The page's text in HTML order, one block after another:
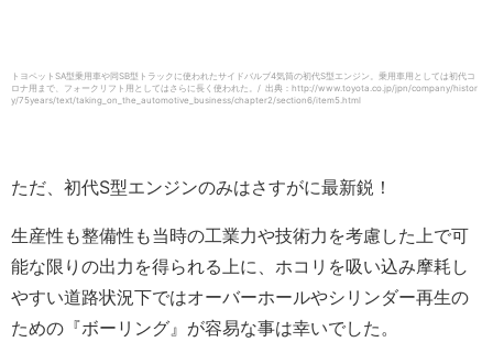
トヨペットSA型乗用車や同SB型トラックに使われたサイドバルブ4気筒の初代S型エンジン。乗用車用としては初代コ
ロナ用まで、フォークリフト用としてはさらに長く使われた。/ 出典：http://www.toyota.co.jp/jpn/company/histor
y/75years/text/taking_on_the_automotive_business/chapter2/section6/item5.html
ただ、初代S型エンジンのみはさすがに最新鋭！
生産性も整備性も当時の工業力や技術力を考慮した上で可
能な限りの出力を得られる上に、ホコリを吸い込み摩耗し
やすい道路状況下ではオーバーホールやシリンダー再生の
ための『ボーリング』が容易な事は幸いでした。